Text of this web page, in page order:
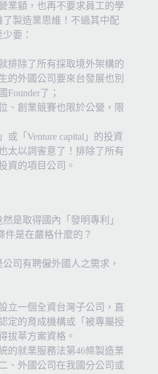
業額，也再不要求員工的學
製造業思維！不過其中配
要：
排除了所有採取境外架構的
的外國公司要來台發展也別
Founder了；
、創業競賽也限於公營，限
或「Venture capital」的投資
太以詞害意了！排除了所有
資的項目公司。
是取得國內「發明專利」
是在嚴格什麼的？
司有聘僱外國人之需求，
立一個全資台灣子公司，直
定的育成機構或「被專屬授
拔萃方案資格。
的就業服務法第46條製造業
、外國公司在我國分公司或